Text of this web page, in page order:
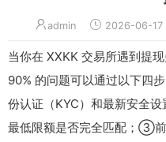
admin 2026-06-17
当你在 XXKK 交易所遇到提
90% 的问题可以通过以下四
份认证（KYC）和最新安全
最低限额是否完全匹配；③